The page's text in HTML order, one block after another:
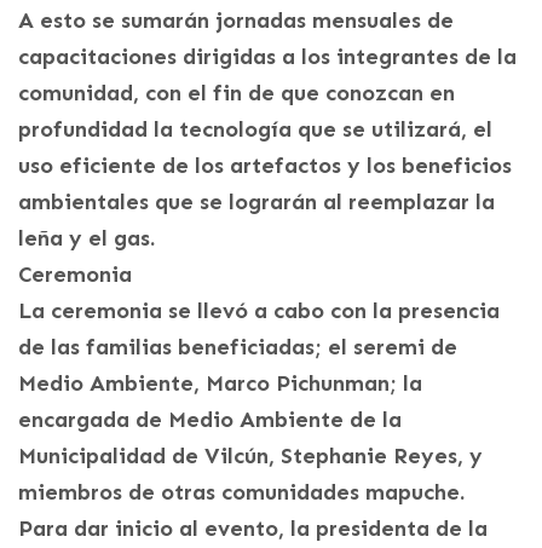
A esto se sumarán jornadas mensuales de
capacitaciones dirigidas a los integrantes de la
comunidad, con el fin de que conozcan en
profundidad la tecnología que se utilizará, el
uso eficiente de los artefactos y los beneficios
ambientales que se lograrán al reemplazar la
leña y el gas.
Ceremonia
La ceremonia se llevó a cabo con la presencia
de las familias beneficiadas; el seremi de
Medio Ambiente, Marco Pichunman; la
encargada de Medio Ambiente de la
Municipalidad de Vilcún, Stephanie Reyes, y
miembros de otras comunidades mapuche.
Para dar inicio al evento, la presidenta de la